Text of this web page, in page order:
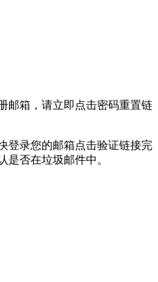
邮箱，请立即点击密码重置链
登录您的邮箱点击验证链接完
是否在垃圾邮件中。